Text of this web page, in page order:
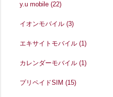
y.u mobile(22)
イオンモバイル(3)
エキサイトモバイル(1)
カレンダーモバイル(1)
プリペイドSIM(15)